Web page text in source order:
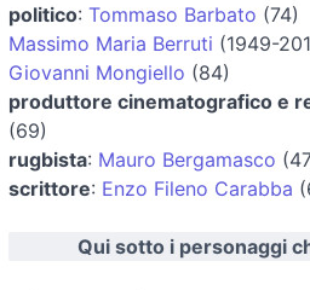
politico: Tommaso Barbato (74)
Massimo Maria Berruti (1949-
Giovanni Mongiello (84)
produttore cinematografico e
(69)
rugbista: Mauro Bergamasco
scrittore: Enzo Fileno Carabba
Qui sotto i personaggi